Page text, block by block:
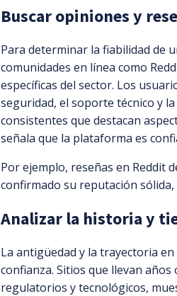
Buscar opiniones y
Para determinar la fiabilidad de
comunidades en línea como
específicas del sector. Los
seguridad, el soporte técnico y
consistentes que destacan
señala que la plataforma es
Por ejemplo, reseñas en Reddit
confirmado su reputación
Analizar la historia y
La antigüedad y la trayectoria
confianza. Sitios que llevan
regulatorios y tecnológicos,